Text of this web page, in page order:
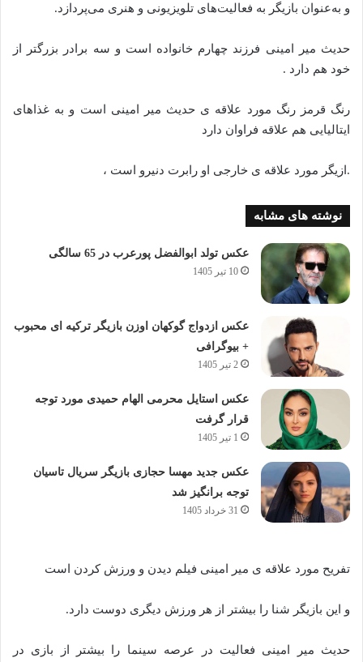
و به‌عنوان بازیگر به فعالیت‌های تلویزیونی و هنری می‌پردازد.
حدیث میر امینی فرزند چهارم خانواده است و سه برادر بزرگتر از
خود هم دارد .
رنگ قرمز رنگ مورد علاقه ی حدیث میر امینی است و به غذاهای
ایتالیایی هم علاقه فراوان دارد
.ازیگر مورد علاقه ی خارجی او رابرت دنیرو است ،
نوشته های مشابه
عکس تولد ابوالفضل پورعرب در 65 سالگی
10 تیر 1405
عکس ازدواج گوکهان اوزن بازیگر ترکیه ای محبوب
+ بیوگرافی
2 تیر 1405
عکس استایل محرمی الهام حمیدی مورد توجه
قرار گرفت
1 تیر 1405
عکس جدید مهسا حجازی بازیگر سریال تاسیان
توجه برانگیز شد
31 خرداد 1405
تفریح مورد علاقه ی میر امینی فیلم دیدن و ورزش کردن است
و این بازیگر شنا را بیشتر از هر ورزش دیگری دوست دارد.
حدیث میر امینی فعالیت در عرصه سینما را بیشتر از بازی در